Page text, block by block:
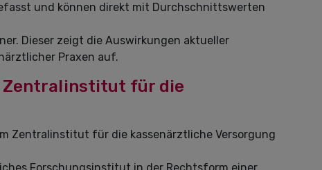
und können direkt mit Durchschnittswerten
Dieser zeigt die Auswirkungen aktueller
Praxen auf.
Zentralinstitut für die
Zentralinstitut für die kassenärztliche Versorgung